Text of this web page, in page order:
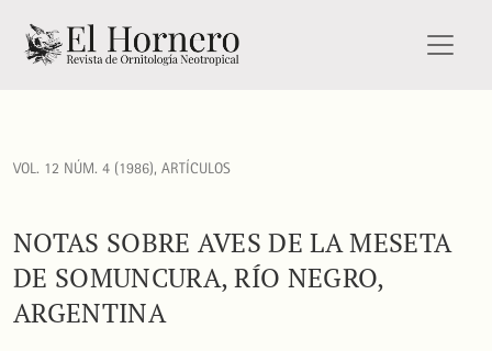
Notas sobre aves de la Meseta de Somuncura, Río Negro,
VOL. 12 NÚM. 4 (1986), ARTÍCULOS
NOTAS SOBRE AVES DE LA MESETA
DE SOMUNCURA, RÍO NEGRO,
ARGENTINA